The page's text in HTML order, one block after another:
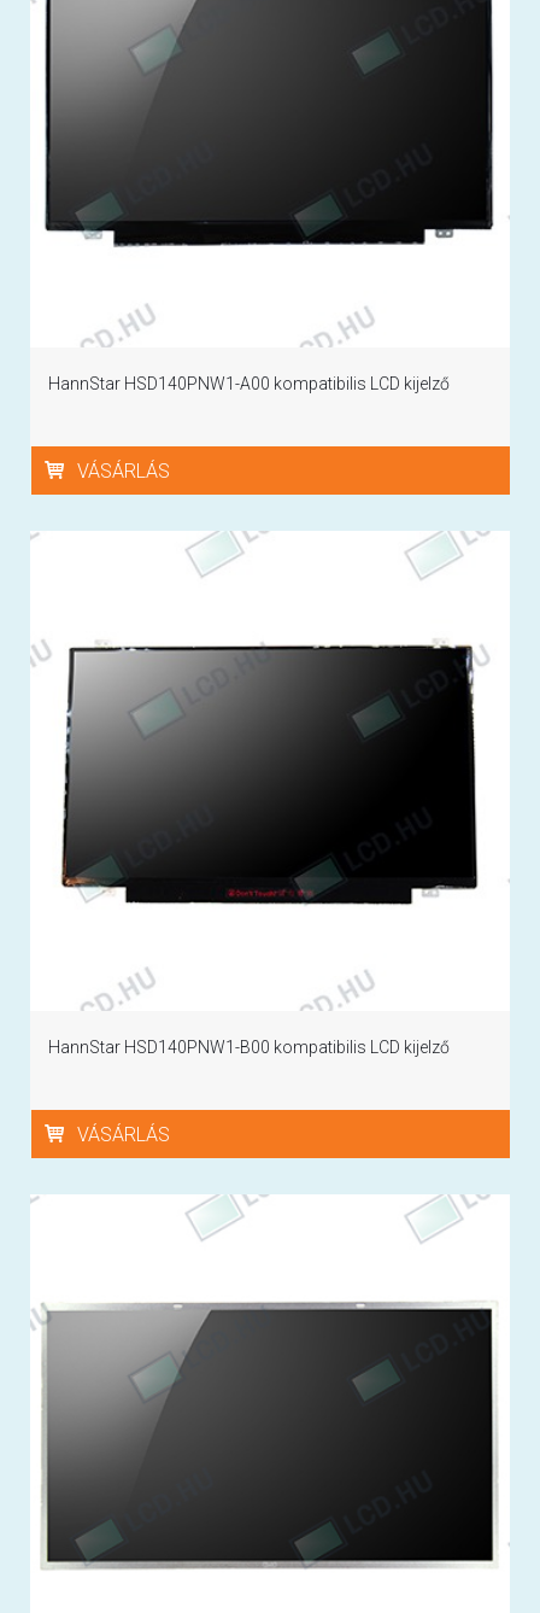
HannStar HSD140PNW1-A00 kompatibilis LCD kijelző
VÁSÁRLÁS
HannStar HSD140PNW1-B00 kompatibilis LCD kijelző
VÁSÁRLÁS